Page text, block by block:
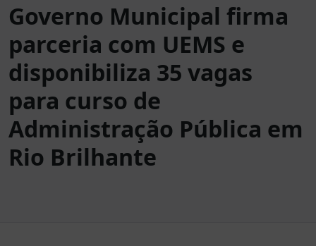
Governo Municipal firma
parceria com UEMS e
disponibiliza 35 vagas
para curso de
Administração Pública em
Rio Brilhante